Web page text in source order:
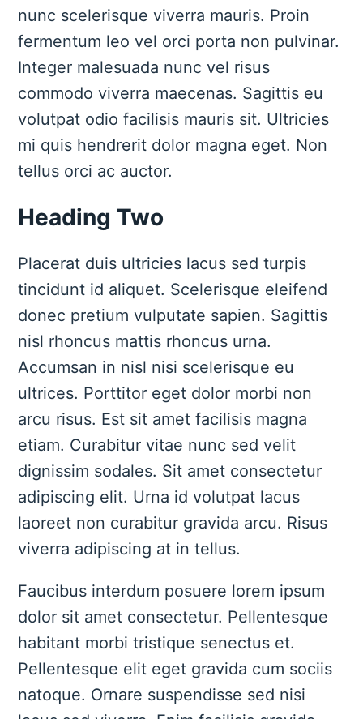
nunc scelerisque viverra mauris. Proin
fermentum leo vel orci porta non pulvinar.
Integer malesuada nunc vel risus
commodo viverra maecenas. Sagittis eu
volutpat odio facilisis mauris sit. Ultricies
mi quis hendrerit dolor magna eget. Non
tellus orci ac auctor.
Heading Two
Placerat duis ultricies lacus sed turpis
tincidunt id aliquet. Scelerisque eleifend
donec pretium vulputate sapien. Sagittis
nisl rhoncus mattis rhoncus urna.
Accumsan in nisl nisi scelerisque eu
ultrices. Porttitor eget dolor morbi non
arcu risus. Est sit amet facilisis magna
etiam. Curabitur vitae nunc sed velit
dignissim sodales. Sit amet consectetur
adipiscing elit. Urna id volutpat lacus
laoreet non curabitur gravida arcu. Risus
viverra adipiscing at in tellus.
Faucibus interdum posuere lorem ipsum
dolor sit amet consectetur. Pellentesque
habitant morbi tristique senectus et.
Pellentesque elit eget gravida cum sociis
natoque. Ornare suspendisse sed nisi